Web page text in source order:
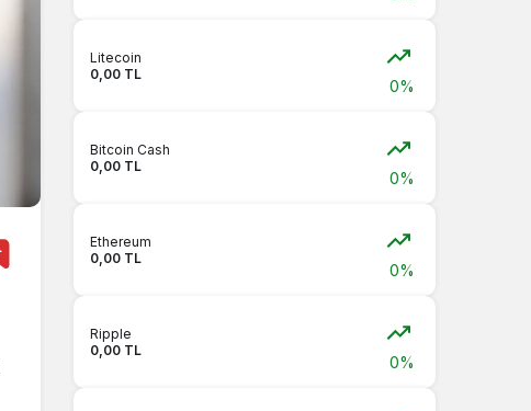
Litecoin
0,00 TL
0%
Bitcoin Cash
0,00 TL
0%
Ethereum
0,00 TL
0%
Ripple
0,00 TL
0%